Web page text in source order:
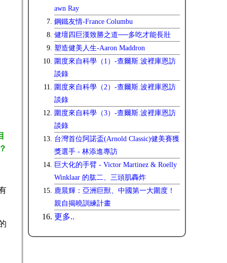
awn Ray
鋼鐵友情-France Columbu
健壇四巨漢致勝之道──多吃才能長壯
塑造健美人生-Aaron Maddron
圍度來自科學（1）-查爾斯.波裡庫恩訪
談錄
圍度來自科學（2）-查爾斯.波裡庫恩訪
談錄
圍度來自科學（3）-查爾斯.波裡庫恩訪
談錄
台灣首位阿諾盃(Arnold Classic)健美賽獲
獎選手 - 林添進專訪
巨大化的手臂 - Victor Martinez & Roelly
Winklaar 的肱二、三頭肌轟炸
鹿晨輝：亞洲巨獸、中國第一大圍度！
親自揭曉訓練計畫
更多..